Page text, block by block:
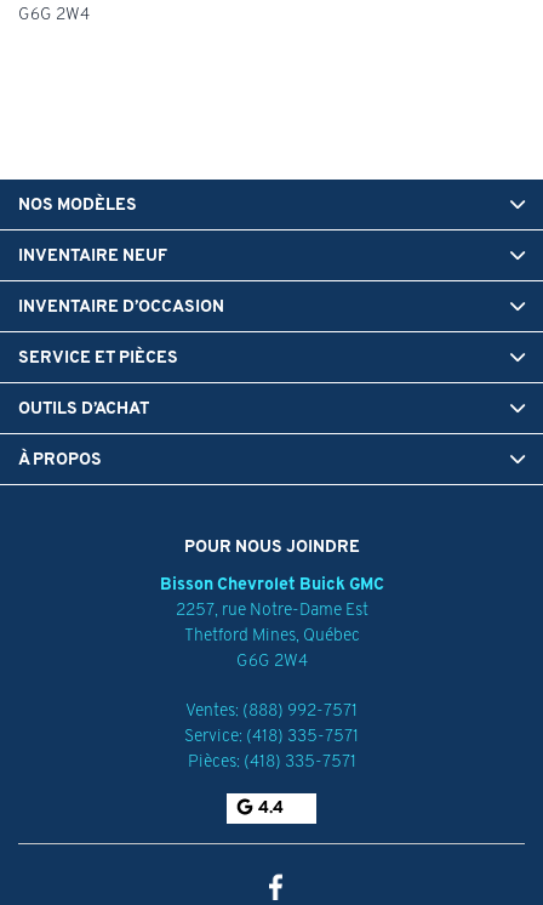
G6G 2W4
POUR NOUS JOINDRE
Bisson Chevrolet Buick GMC
2257, rue Notre-Dame Est
Thetford Mines, Québec
G6G 2W4
Ventes: (888) 992-7571
Service: (418) 335-7571
Pièces: (418) 335-7571
4.4
NOS MODÈLES
INVENTAIRE NEUF
INVENTAIRE D’OCCASION
SERVICE ET PIÈCES
OUTILS D’ACHAT
À PROPOS